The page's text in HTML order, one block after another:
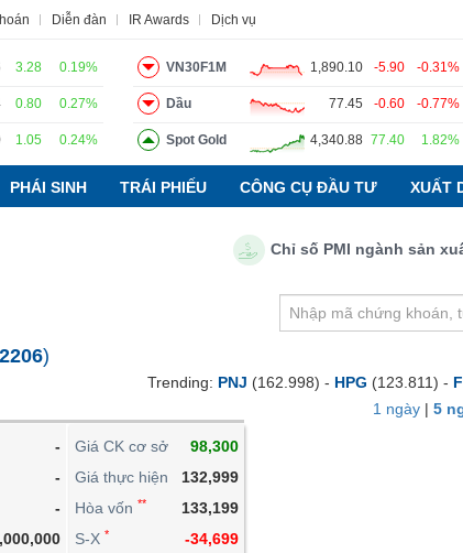
Diễn đàn IR Awards Dịch vụ
3.28 0.19%
0.80 0.27%
1.05 0.24%
VN30F1M 1,890.10 -5.90 -0.31%
Dầu 77.45 -0.60 -0.77%
Spot Gold 4,340.88 77.40 1.82%
PHÁI SINH TRÁI PHIẾU CÔNG CỤ ĐẦU TƯ XUẤT
Chỉ số PMI ngành sản xuất
)
-
-
-
Giá CK cơ sở
98,300
Giá thực hiện
132,999
Hòa vốn **
133,199
S-X *
-34,699
Trending: PNJ (162.998) - HPG (123.811) -
1 ngày | 5
Báo cáo phân tích Thuật ngữ Dịch vụ
VIETSTOCKFINANCE
PHÁI SINH
TRÁI PHIẾU
CÔNG CỤ ĐẦU TƯ
XUẤT DỮ LIỆU